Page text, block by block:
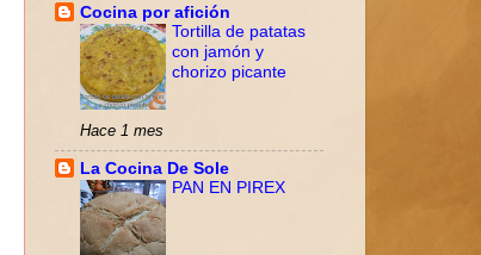
Cocina por afición
Tortilla de patatas
con jamón y
chorizo picante
Hace 1 mes
La Cocina De Sole
PAN EN PIREX